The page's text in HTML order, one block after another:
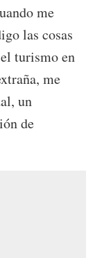
me
las cosas
turismo en
me
un
de